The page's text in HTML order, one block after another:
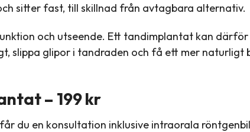
sitter fast, till skillnad från avtagbara alternativ.
och utseende. Ett tandimplantat kan därför
slippa glipor i tandraden och få ett mer naturligt
– 199 kr
du en konsultation inklusive intraorala